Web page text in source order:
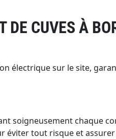
DE CUVES À
électrique sur le site,
soigneusement chaque
éviter tout risque et